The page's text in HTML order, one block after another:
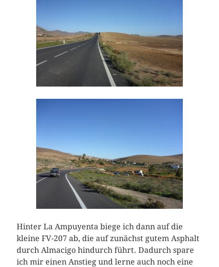
Hinter La Ampuyenta biege ich dann auf die
kleine FV-207 ab, die auf zunächst gutem Asphalt
durch Almacigo hindurch führt. Dadurch spare
ich mir einen Anstieg und lerne auch noch eine